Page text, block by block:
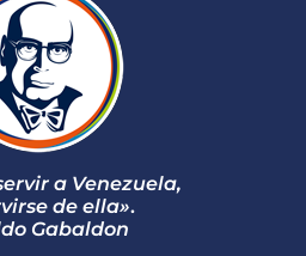
a Venezuela,
de ella».
Gabaldon